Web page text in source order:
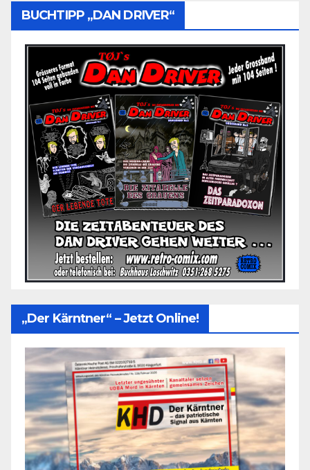
BUCHTIPP „DAN DRIVER“
„Der Kärntner“ – Jetzt Online!